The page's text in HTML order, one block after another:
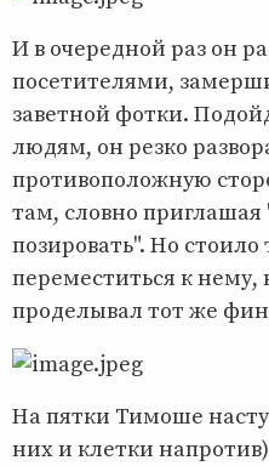
И в очередной раз он
посетителями,
заветной фотки.
людям, он резко
противоположную
там, словно приглашая
позировать". Но стоило
переместиться к
проделывал тот же
На пятки Тимоше
них и клетки